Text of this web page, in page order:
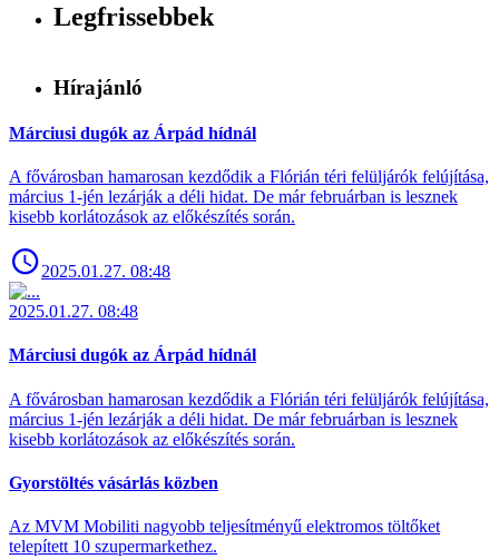
Legfrissebbek
Hírajánló
Márciusi dugók az Árpád hídnál
A fővárosban hamarosan kezdődik a Flórián téri felüljárók felújítása,
március 1-jén lezárják a déli hidat. De már februárban is lesznek
kisebb korlátozások az előkészítés során.
2025.01.27. 08:48
2025.01.27. 08:48
Márciusi dugók az Árpád hídnál
A fővárosban hamarosan kezdődik a Flórián téri felüljárók felújítása,
március 1-jén lezárják a déli hidat. De már februárban is lesznek
kisebb korlátozások az előkészítés során.
Gyorstöltés vásárlás közben
Az MVM Mobiliti nagyobb teljesítményű elektromos töltőket
telepített 10 szupermarkethez.